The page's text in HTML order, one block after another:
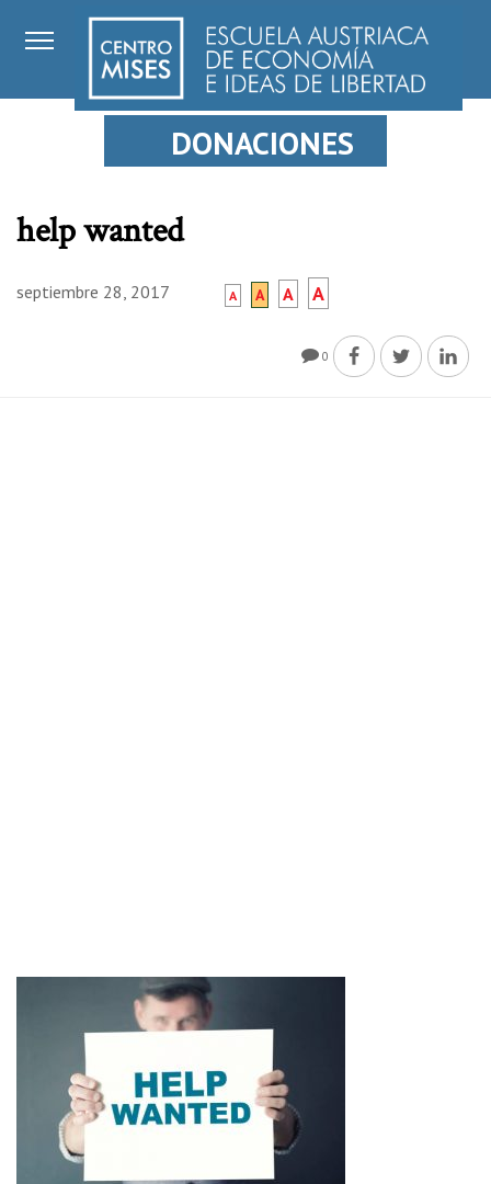
DONACIONES
help wanted
septiembre 28, 2017 A A A A
0